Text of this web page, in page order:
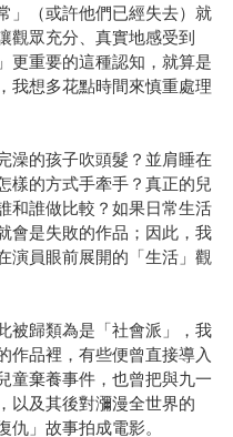
」（或許他們已經失去）就
觀眾充分、真實地感受到
更重要的這種認知，就算是
我想多花點時間來慎重處理
澡的孩子吹頭髮？並肩睡在
樣的方式手牽手？真正的兒
和誰做比較？如果日常生活
會是失敗的作品；因此，我
演員眼前展開的「生活」觀
被歸類為是「社會派」，我
作品裡，有些便曾直接導入
童棄養事件，也曾把與九一
以及其後對瀰漫全世界的
仇」故事拍成電影。